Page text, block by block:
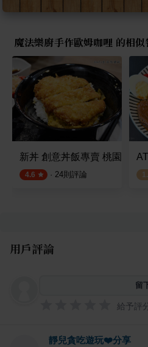
魔法樂廚手作歐姆咖哩 的相似
新丼 創意丼飯專賣 桃園中正
4.6 · 24則評論
用戶評論
留
給予評
靜兒貪吃遊玩❤️分享